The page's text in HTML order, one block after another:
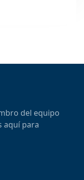
del equipo
aquí para